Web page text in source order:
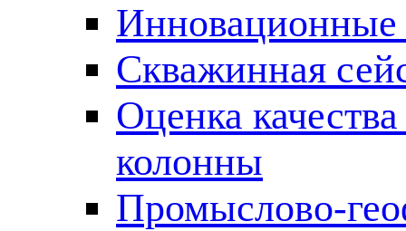
Инновационные
Скважинная
Оценка
колонны
Промыслово-